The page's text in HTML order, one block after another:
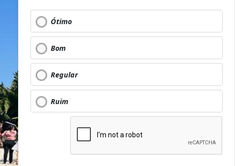
Ótimo
Bom
Regular
Ruim